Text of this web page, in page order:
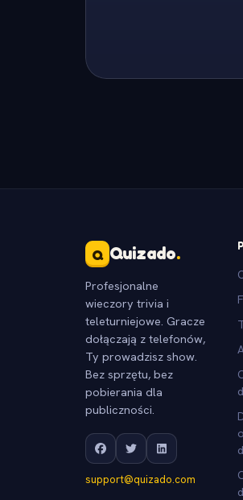
Q Quizado.
Profesjonalne
wieczory trivia i
teleturniejowe. Gracze
dołączają z telefonów,
Ty prowadzisz show.
Bez sprzętu, bez
pobierania dla
publiczności.
support@quizado.com